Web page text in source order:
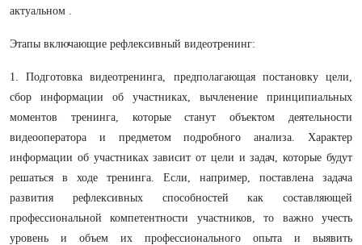
актуальном .
Этапы включающие рефлексивный видеотренинг:
1. Подготовка видеотренинга, предполагающая постановку цели,
сбор информации об участниках, вычленение принципиальных
моментов тренинга, которые станут объектом деятельности
видеооператора и предметом подробного анализа. Характер
информации об участниках зависит от цели и задач, которые будут
решаться в ходе тренинга. Если, например, поставлена задача
развития рефлексивных способностей как составляющей
профессиональной компетентности участников, то важно учесть
уровень и объем их профессионального опыта и выявить